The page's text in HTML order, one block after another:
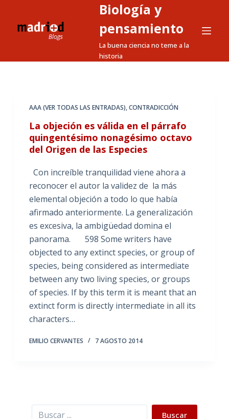
a
Biología y
pensamiento
La buena ciencia no teme a la
historia
AAA (VER TODAS LAS ENTRADAS),CONTRADICCIÓN
La objeción es válida en el párrafo
quingentésimo nonagésimo octavo
del Origen de las Especies
Con increíble tranquilidad viene ahora a
reconocer el autor la validez de la más
elemental objeción a todo lo que había
afirmado anteriormente. La generalización
es excesiva, la ambigüedad domina el
panorama. 598 Some writers have
objected to any extinct species, or group of
species, being considered as intermediate
between any two living species, or groups
of species. If by this term it is meant that an
extinct form is directly intermediate in all its
characters…
EMILIO CERVANTES 7 AGOSTO 2014
Buscar Buscar